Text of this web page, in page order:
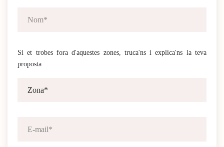
Si et trobes fora d'aquestes zones, truca'ns i explica'ns la teva
proposta